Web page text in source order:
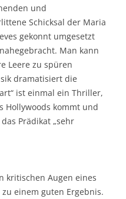
und
Schicksal der Maria
gekonnt umgesetzt
Man kann
Leere zu spüren
dramatisiert die
ist einmal ein Thriller,
Hollywoods kommt und
Prädikat „sehr
kritischen Augen eines
einem guten Ergebnis.